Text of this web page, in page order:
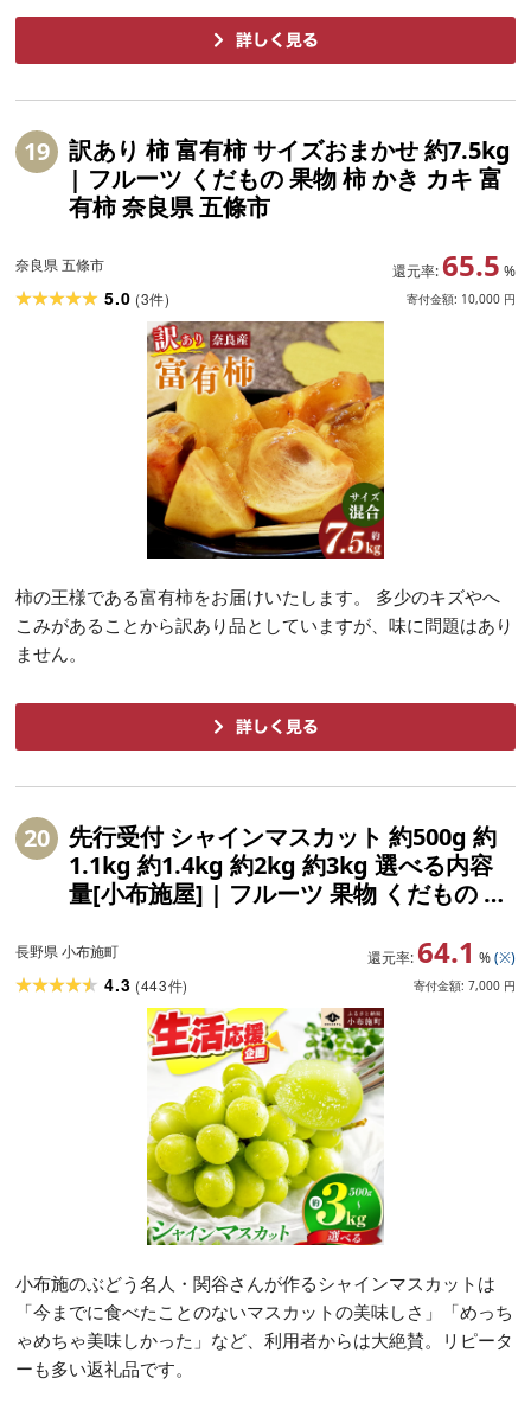
19
訳あり 柿 富有柿 サイズおまかせ 約7.5kg
| フルーツ くだもの 果物 柿 かき カキ 富
有柿 奈良県 五條市
奈良県 五條市 還元率: 65.5 %
寄付金額: 10,000 円
5.0 (3件)
柿の王様である富有柿をお届けいたします。 多少のキズやへ
こみがあることから訳あり品としていますが、味に問題はあり
ません。
20
先行受付 シャインマスカット 約500g 約
1.1kg 約1.4kg 約2kg 約3kg 選べる内容
量[小布施屋] | フルーツ 果物 くだもの ぶ
長野県産 小布施 産地直送 2026年発送 令
和8年産 [2026年9月下旬頃〜11月上旬に
順次発送]
長野県 小布施町 還元率: 64.1 % (※)
寄付金額: 7,000 円
4.3 (443件)
小布施のぶどう名人・関谷さんが作るシャインマスカットは
「今までに食べたことのないマスカットの美味しさ」「めっち
ゃめちゃ美味しかった」など、利用者からは大絶賛。リピータ
ーも多い返礼品です。